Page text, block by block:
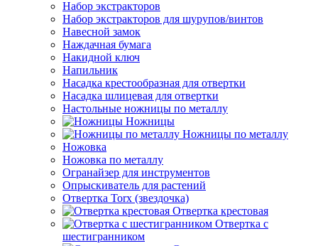
Набор экстракторов
Набор экстракторов для шурупов/винтов
Навесной замок
Наждачная бумага
Накидной ключ
Напильник
Насадка крестообразная для отвертки
Насадка шлицевая для отвертки
Настольные ножницы по металлу
Ножницы
Ножницы по металлу
Ножовка
Ножовка по металлу
Огранайзер для инструментов
Опрыскиватель для растений
Отвертка Torx (звездочка)
Отвертка крестовая
Отвертка с
шестигранником